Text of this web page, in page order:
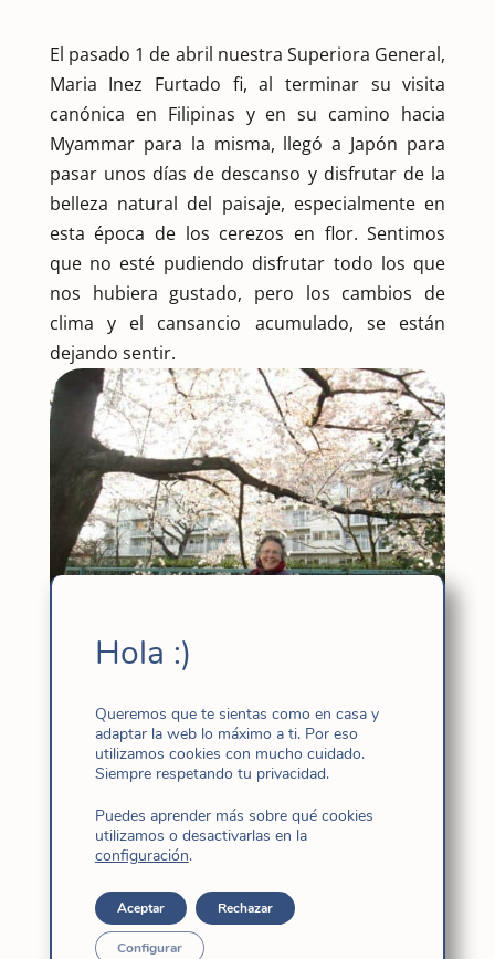
El pasado 1 de abril nuestra Superiora General,
Maria Inez Furtado fi, al terminar su visita
canónica en Filipinas y en su camino hacia
Myammar para la misma, llegó a Japón para
pasar unos días de descanso y disfrutar de la
belleza natural del paisaje, especialmente en
esta época de los cerezos en flor. Sentimos
que no esté pudiendo disfrutar todo los que
nos hubiera gustado, pero los cambios de
clima y el cansancio acumulado, se están
dejando sentir.
Hola :)
Queremos que te sientas como en casa y
adaptar la web lo máximo a ti. Por eso
utilizamos cookies con mucho cuidado.
Siempre respetando tu privacidad.
Puedes aprender más sobre qué cookies
utilizamos o desactivarlas en la
configuración.
Aceptar Rechazar
Configurar